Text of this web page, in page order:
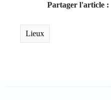
Partager l'article :
Lieux